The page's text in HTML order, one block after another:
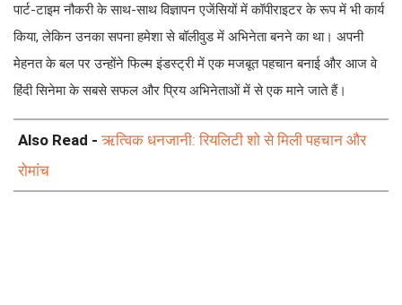
पार्ट-टाइम नौकरी के साथ-साथ विज्ञापन एजेंसियों में कॉपीराइटर के रूप में भी कार्य
किया, लेकिन उनका सपना हमेशा से बॉलीवुड में अभिनेता बनने का था। अपनी
मेहनत के बल पर उन्होंने फिल्म इंडस्ट्री में एक मजबूत पहचान बनाई और आज वे
हिंदी सिनेमा के सबसे सफल और प्रिय अभिनेताओं में से एक माने जाते हैं।
Also Read -ऋत्विक धनजानी: रियलिटी शो से मिली पहचान और
रोमांच